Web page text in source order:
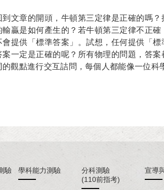
到文章的開頭，牛頓第三定律是正確的嗎
輸贏是如何產生的？若牛頓第三定律不正
會提供「標準答案」。試想，任何提供「
案一定是正確的呢？所有物理的問題，答
的觀點進行交互詰問，每個人都能像一位科
驗 學科能力測驗
分科測驗
(110前指考)
宣導